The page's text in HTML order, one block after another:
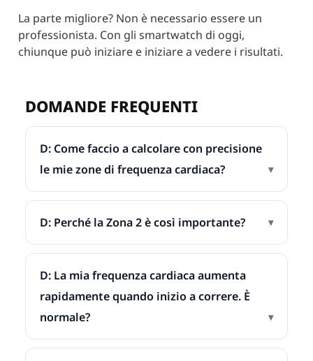
La parte migliore? Non è necessario essere un
professionista. Con gli smartwatch di oggi,
chiunque può iniziare e iniziare a vedere i risultati.
DOMANDE FREQUENTI
D: Come faccio a calcolare con precisione
le mie zone di frequenza cardiaca?
D: Perché la Zona 2 è così importante?
D: La mia frequenza cardiaca aumenta
rapidamente quando inizio a correre. È
normale?